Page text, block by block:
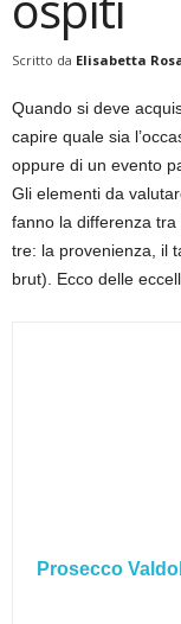
Scritto da Elisabetta
Quando si deve
capire quale sia
oppure di un evento
Gli elementi da
fanno la differenza
tre: la provenienza, il
brut). Ecco delle
Prosecco